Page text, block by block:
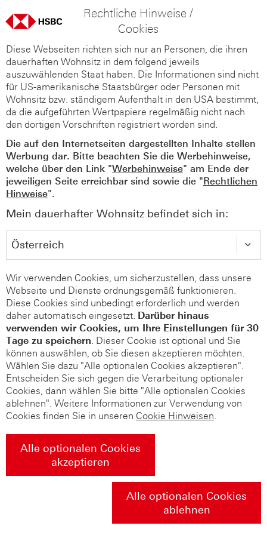
Rechtliche Hinweise /
Cookies
Diese Webseiten richten sich nur an Personen, die ihren
dauerhaften Wohnsitz in dem folgend jeweils
auszuwählenden Staat haben. Die Informationen sind nicht
für US-amerikanische Staatsbürger oder Personen mit
Wohnsitz bzw. ständigem Aufenthalt in den USA bestimmt,
da die aufgeführten Wertpapiere regelmäßig nicht nach
den dortigen Vorschriften registriert worden sind.
Die auf den Internetseiten dargestellten Inhalte stellen
Werbung dar. Bitte beachten Sie die Werbehinweise,
welche über den Link "Werbehinweise" am Ende der
jeweiligen Seite erreichbar sind sowie die "Rechtlichen
Hinweise".
Mein dauerhafter Wohnsitz befindet sich in:
Wir verwenden Cookies, um sicherzustellen, dass unsere
Webseite und Dienste ordnungsgemäß funktionieren.
Diese Cookies sind unbedingt erforderlich und werden
daher automatisch eingesetzt. Darüber hinaus
verwenden wir Cookies, um Ihre Einstellungen für 30
Tage zu speichern. Dieser Cookie ist optional und Sie
können auswählen, ob Sie diesen akzeptieren möchten.
Wählen Sie dazu "Alle optionalen Cookies akzeptieren".
Entscheiden Sie sich gegen die Verarbeitung optionaler
Cookies, dann wählen Sie bitte "Alle optionalen Cookies
ablehnen". Weitere Informationen zur Verwendung von
Cookies finden Sie in unseren Cookie Hinweisen.
Alle optionalen Cookies
akzeptieren
Alle optionalen Cookies
ablehnen